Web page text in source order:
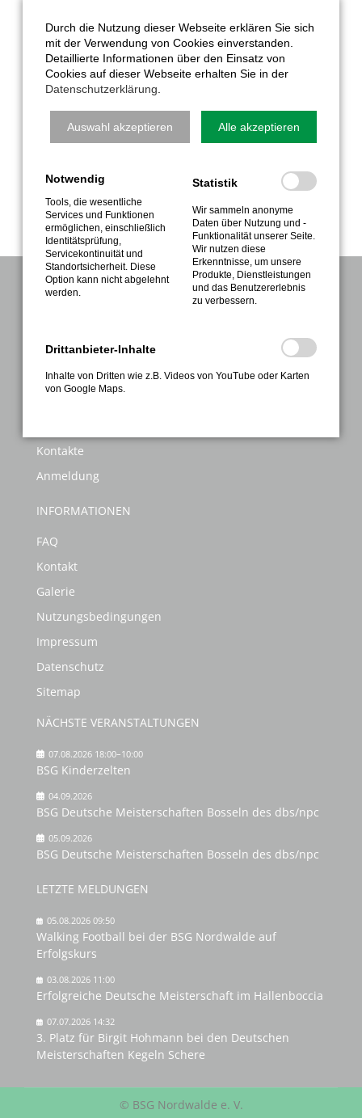
den Bahnen des Parkhotels Nordwalde statt.
Ausgenommen von den Ortsmeisterschaften in
den Einzelwettbewerben sind Sportkegler*innen.
Weitere Informationen befinden sich auf der BSG-
nordwalde.de/Anmeldung.html
. Hier können sich
bereits jetzt die Interessierten anmelden.
Öffnungszeiten des Büros der BSG im Vereinsheim
auf der Bahnhofstraße 38.
NAVIGATION
Sport
Gesundheitssport
Kontakte
Anmeldung
INFORMATIONEN
FAQ
Kontakt
Galerie
Nutzungsbedingungen
Impressum
Datenschutz
Sitemap
NÄCHSTE VERANSTALTUNGEN
07.08.2026 18:00–10:00
BSG Kinderzelten
04.09.2026
BSG Deutsche Meisterschaften Bosseln des dbs/npc
05.09.2026
BSG Deutsche Meisterschaften Bosseln des dbs/npc
LETZTE MELDUNGEN
05.08.2026 09:50
Walking Football bei der BSG Nordwalde auf
Erfolgskurs
03.08.2026 11:00
Erfolgreiche Deutsche Meisterschaft im Hallenboccia
07.07.2026 14:32
3. Platz für Birgit Hohmann bei den Deutschen
Meisterschaften Kegeln Schere
© BSG Nordwalde e. V.
Durch die Nutzung dieser Webseite erklären Sie sich
mit der Verwendung von Cookies einverstanden.
Detaillierte Informationen über den Einsatz von
Cookies auf dieser Webseite erhalten Sie in der
Datenschutzerklärung
Auswahl akzeptieren Alle akzeptieren
Notwendig
Tools, die wesentliche
Services und Funktionen
ermöglichen, einschließlich
Identitätsprüfung,
Servicekontinuität und
Standortsicherheit. Diese
Option kann nicht abgelehnt
werden.
Statistik
Wir sammeln anonyme
Daten über Nutzung und -
Funktionalität unserer Seite.
Wir nutzen diese
Erkenntnisse, um unsere
Produkte, Dienstleistungen
und das Benutzererlebnis
zu verbessern.
Drittanbieter-Inhalte
Inhalte von Dritten wie z.B. Videos von YouTube oder Karten
von Google Maps.